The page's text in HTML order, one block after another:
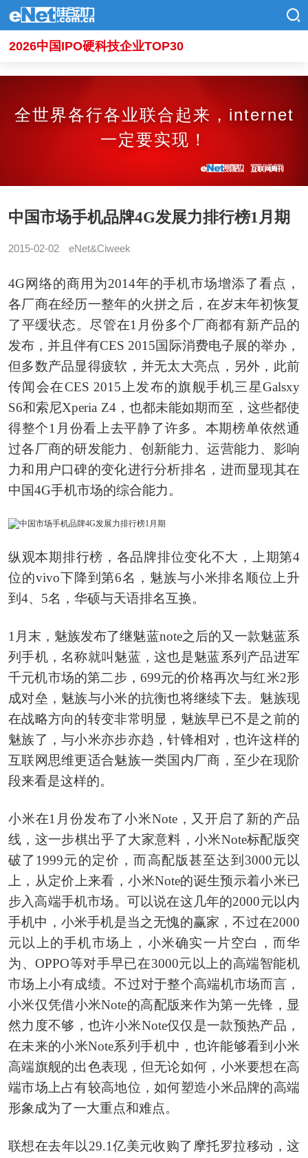
2026中国IPO硬科技企业TOP30
全世界各行各业联合起来，internet
一定要实现！
中国市场手机品牌4G发展力排行榜1月期
2015-02-02 eNet&Ciweek
4G网络的商用为2014年的手机市场增添了看点，
各厂商在经历一整年的火拼之后，在岁末年初恢复
了平缓状态。尽管在1月份多个厂商都有新产品的
发布，并且伴有CES 2015国际消费电子展的举办，
但多数产品显得疲软，并无太大亮点，另外，此前
传闻会在CES 2015上发布的旗舰手机三星Galsxy
S6和索尼Xperia Z4，也都未能如期而至，这些都使
得整个1月份看上去平静了许多。本期榜单依然通
过各厂商的研发能力、创新能力、运营能力、影响
力和用户口碑的变化进行分析排名，进而显现其在
中国4G手机市场的综合能力。
纵观本期排行榜，各品牌排位变化不大，上期第4
位的vivo下降到第6名，魅族与小米排名顺位上升
到4、5名，华硕与天语排名互换。
1月末，魅族发布了继魅蓝note之后的又一款魅蓝系
列手机，名称就叫魅蓝，这也是魅蓝系列产品进军
千元机市场的第二步，699元的价格再次与红米2形
成对垒，魅族与小米的抗衡也将继续下去。魅族现
在战略方向的转变非常明显，魅族早已不是之前的
魅族了，与小米亦步亦趋，针锋相对，也许这样的
互联网思维更适合魅族一类国内厂商，至少在现阶
段来看是这样的。
小米在1月份发布了小米Note，又开启了新的产品
线，这一步棋出乎了大家意料，小米Note标配版突
破了1999元的定价，而高配版甚至达到3000元以
上，从定价上来看，小米Note的诞生预示着小米已
步入高端手机市场。可以说在这几年的2000元以内
手机中，小米手机是当之无愧的赢家，不过在2000
元以上的手机市场上，小米确实一片空白，而华
为、OPPO等对手早已在3000元以上的高端智能机
市场上小有成绩。不过对于整个高端机市场而言，
小米仅凭借小米Note的高配版来作为第一先锋，显
然力度不够，也许小米Note仅仅是一款预热产品，
在未来的小米Note系列手机中，也许能够看到小米
高端旗舰的出色表现，但无论如何，小米要想在高
端市场上占有较高地位，如何塑造小米品牌的高端
形象成为了一大重点和难点。
联想在去年以29.1亿美元收购了摩托罗拉移动，这